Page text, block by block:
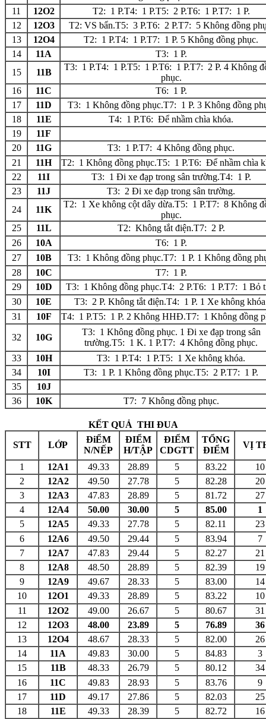
11
12O2
T2: 1 P.T4: 1 P.T5: 2 P.T6: 1 P.T7: 1 P.
12
12O3
T2: VS bẩn.T5: 3 P.T6: 2 P.T7: 5 Không đồng
13
12O4
T2: 1 P.T4: 1 P.T7: 1 P. 5 Không đồng phục.
14
11A
T3: 1 P.
15
11B
T3: 1 P.T4: 1 P.T5: 1 P.T6: 1 P.T7: 2 P. 4 Không
phục.
16
11C
T6: 1 P.
17
11D
T3: 1 Không đồng phục.T7: 1 P. 3 Không đồng
18
11E
T4: 1 P.T6: Để nhầm chìa khóa.
19
11F
20
11G
T3: 1 P.T7: 4 Không đồng phục.
21
11H
T2: 1 Không đồng phục.T5: 1 P.T6: Để nhầm chìa
22
11I
T3: 1 Đi xe đạp trong sân trường.T4: 1 P.
23
11J
T3: 2 Đi xe đạp trong sân trường.
24
11K
T2: 1 Xe không cột dây dừa.T5: 1 P.T7: 8 Không
phục.
25
11L
T2: Không tắt điện.T7: 2 P.
26
10A
T6: 1 P.
27
10B
T3: 1 Không đồng phục.T7: 1 P. 1 Không đồng
28
10C
T7: 1 P.
29
10D
T3: 1 Không đồng phục.T4: 2 P.T6: 1 P.T7: 1 Bỏ
30
10E
T3: 2 P. Không tắt điện.T4: 1 P. 1 Xe không
31
10F T4: 1 P.T5: 1 P. 2 Không HHĐ.T7: 1 Không đồng
32 10G
T3: 1 Không đồng phục. 1 Đi xe đạp trong sân
trường.T5: 1 K. 1 P.T7: 4 Không đồng phục.
33
10H
T3: 1 P.T4: 1 P.T5: 1 Xe không khóa.
34
10I
T3: 1 P. 1 Không đồng phục.T5: 2 P.T7: 1 P.
35
10J
36
10K T7: 7 Không đồng phục.
KẾT QUẢ THI ĐUA
STT
LỚP
ĐiỂM
N/NẾP
ĐIỂM
H/TẬP
ĐIỂM
CDGTT
TỔNG
ĐIỂM
VỊ
1 12A1 49.33 28.89 5 83.22
10
2
12A2 49.50 27.78 5 82.28
20
3
12A3 47.83 28.89 5 81.72
27
4
12A4 50.00 30.00 5 85.00
1
5
12A5 49.33 27.78 5 82.11
23
6
12A6 49.50 29.44 5 83.94
7
7
12A7 47.83 29.44 5 82.27
21
8
12A8 48.50 28.89 5 82.39
19
9
12A9 49.67 28.33 5 83.00
14
10
12O1 49.33 28.89 5 83.22
10
11
12O2 49.00 26.67 5 80.67
31
12
12O3 48.00 23.89 5 76.89
36
13
12O4 48.67 28.33 5 82.00
26
14
11A 49.83 30.00 5 84.83
3
15
11B 48.33 26.79 5 80.12
34
16
11C 49.83 28.93 5 83.76
9
17
11D 49.17 27.86 5 82.03
25
18
11E 49.33 28.39 5 82.72
16